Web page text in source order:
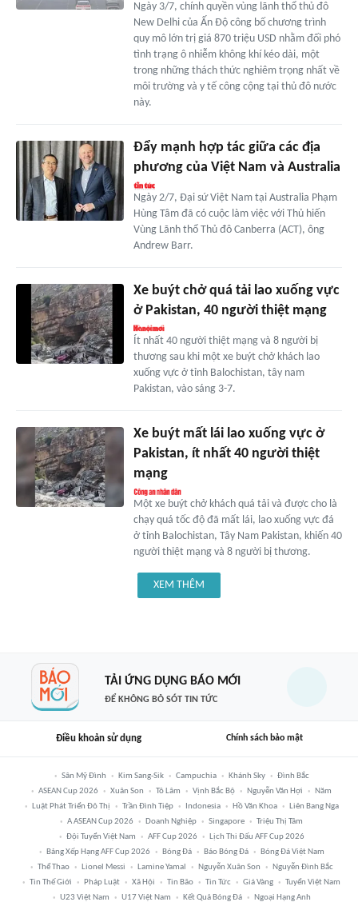
Ngày 3/7, chính quyền vùng lãnh thổ thủ đô
New Delhi của Ấn Độ công bố chương trình
quy mô lớn trị giá 870 triệu USD nhằm đối phó
tình trạng ô nhiễm không khí kéo dài, một
trong những thách thức nghiêm trọng nhất về
môi trường và y tế công cộng tại thủ đô nước
này.
Đẩy mạnh hợp tác giữa các địa
phương của Việt Nam và Australia
Ngày 2/7, Đại sứ Việt Nam tại Australia Phạm
Hùng Tâm đã có cuộc làm việc với Thủ hiến
Vùng Lãnh thổ Thủ đô Canberra (ACT), ông
Andrew Barr.
Xe buýt chở quá tải lao xuống vực
ở Pakistan, 40 người thiệt mạng
Ít nhất 40 người thiệt mạng và 8 người bị
thương sau khi một xe buýt chở khách lao
xuống vực ở tỉnh Balochistan, tây nam
Pakistan, vào sáng 3-7.
Xe buýt mất lái lao xuống vực ở
Pakistan, ít nhất 40 người thiệt
mạng
Một xe buýt chở khách quá tải và được cho là
chạy quá tốc độ đã mất lái, lao xuống vực đá
ở tỉnh Balochistan, Tây Nam Pakistan, khiến 40
người thiệt mạng và 8 người bị thương.
XEM THÊM
TẢI ỨNG DỤNG BÁO MỚI
ĐỂ KHÔNG BỎ SÓT TIN TỨC
Điều khoản sử dụng Chính sách bảo mật
Sân Mỹ Đình Kim Sang-Sik Campuchia Khánh Sky
Đình Bắc
ASEAN Cup 2026
Xuân Son Tô Lâm Vịnh Bắc Bộ Nguyễn Văn Hợi
Năm
Luật Phát Triển Đô Thị
Trần Đình Tiệp Indonesia Hồ Văn Khoa
Liên Bang Nga
A ASEAN Cup 2026
Doanh Nghiệp Singapore
Triệu Thị Tâm
Đội Tuyển Việt Nam
AFF Cup 2026
Lịch Thi Đấu AFF Cup 2026
Bảng Xếp Hạng AFF Cup 2026
Bóng Đá Báo Bóng Đá
Bóng Đá Việt Nam
Thể Thao
Lionel Messi Lamine Yamal Nguyễn Xuân Son
Nguyễn Đình Bắc
Tin Thế Giới
Pháp Luật Xã Hội Tin Bão Tin Tức Giá Vàng
Tuyển Việt Nam
U23 Việt Nam
U17 Việt Nam Kết Quả Bóng Đá Ngoại Hạng Anh